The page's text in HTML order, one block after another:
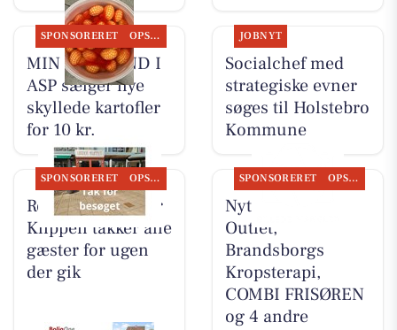
SPONSORERET OPSLAGSTAVLEN
MIN KØBMAND I
ASP sælger nye
skyllede kartofler
for 10 kr.
JOBNYT
Socialchef med
strategiske evner
søges til Holstebro
Kommune
SPONSORERET OPSLAGSTAVLEN
Restaurant Under
Klippen takker alle
gæster for ugen
der gik
SPONSORERET OPSLAGSTAVLEN
Nyt fra Kumo
Outlet,
Brandsborgs
Kropsterapi,
COMBI FRISØREN
og 4 andre